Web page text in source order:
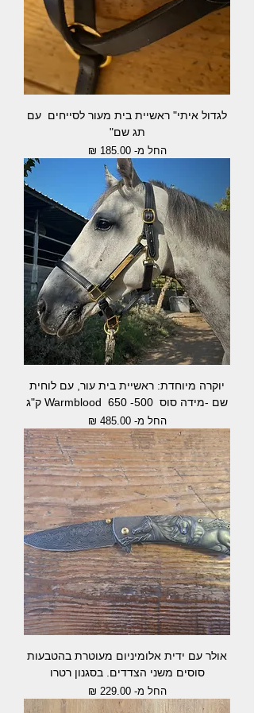
לגדול איתי" ראשיית בית מעור לסייחים עם
תג שם"
החל מ-
‏185.00 ‏₪
מחיר מבצע
יוקרה מיוחדת: ראשיית בית עור, עם לוחית
שם -מידה סוס Warmblood 650 -500 ק"ג
החל מ-
‏485.00 ‏₪
מחיר מבצע
אולר עם ידית אלומיניום מעוטרת בהטבעות
סוסים משני הצדדים. בסגנון רטרו
החל מ-
‏229.00 ‏₪
מחיר מבצע